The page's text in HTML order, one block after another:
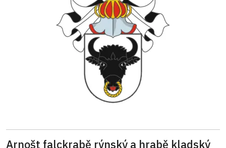
Arnošt falckrabě rýnský a hrabě kladský